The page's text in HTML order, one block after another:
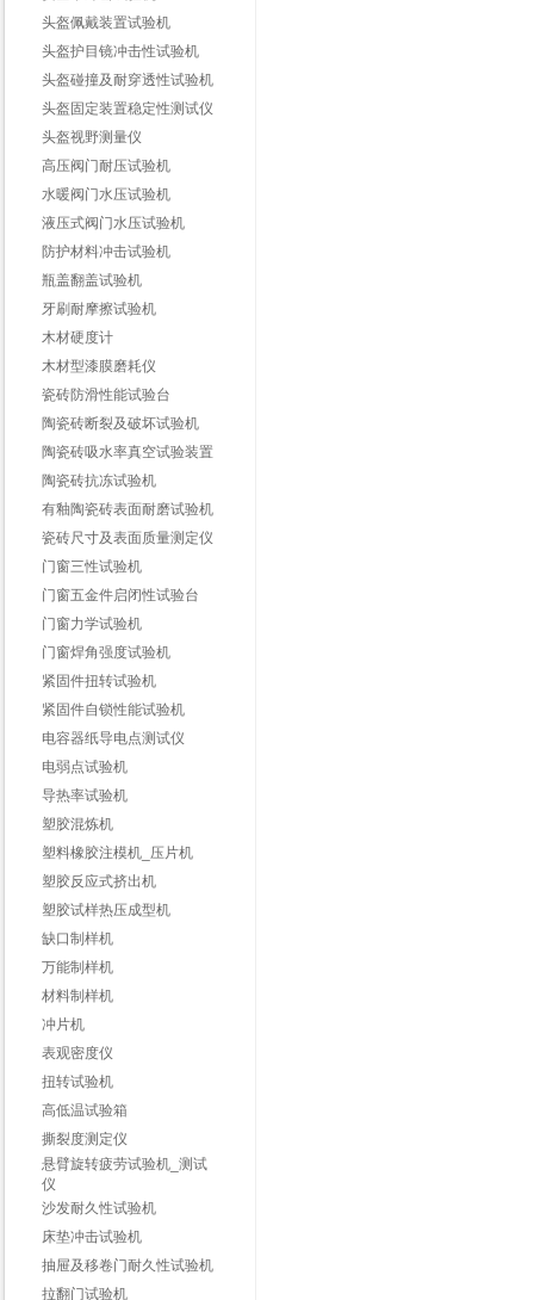
头盔佩戴装置试验机
头盔护目镜冲击性试验机
头盔碰撞及耐穿透性试验机
头盔固定装置稳定性测试仪
头盔视野测量仪
高压阀门耐压试验机
水暖阀门水压试验机
液压式阀门水压试验机
防护材料冲击试验机
瓶盖翻盖试验机
牙刷耐摩擦试验机
木材硬度计
木材型漆膜磨耗仪
瓷砖防滑性能试验台
陶瓷砖断裂及破坏试验机
陶瓷砖吸水率真空试验装置
陶瓷砖抗冻试验机
有釉陶瓷砖表面耐磨试验机
瓷砖尺寸及表面质量测定仪
门窗三性试验机
门窗五金件启闭性试验台
门窗力学试验机
门窗焊角强度试验机
紧固件扭转试验机
紧固件自锁性能试验机
电容器纸导电点测试仪
电弱点试验机
导热率试验机
塑胶混炼机
塑料橡胶注模机_压片机
塑胶反应式挤出机
塑胶试样热压成型机
缺口制样机
万能制样机
材料制样机
冲片机
表观密度仪
扭转试验机
高低温试验箱
撕裂度测定仪
悬臂旋转疲劳试验机_测试
仪
沙发耐久性试验机
床垫冲击试验机
抽屉及移卷门耐久性试验机
拉翻门试验机